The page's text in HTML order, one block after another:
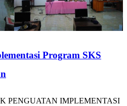
Program SKS
PENGUATAN IMPLEMENTASI